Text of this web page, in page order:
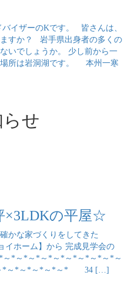
イザーのKです。 皆さんは、
すか？ 岩手県出身者の多くの
いでしょうか。 少し前から一
場所は岩洞湖です。 本州一寒
せ
×3LDKの平屋☆
かな家づくりをしてきた
イホーム】から 完成見学会の
*～*～*～*～*～*～*～*～*～
*～*～*～*～*～* 34 […]